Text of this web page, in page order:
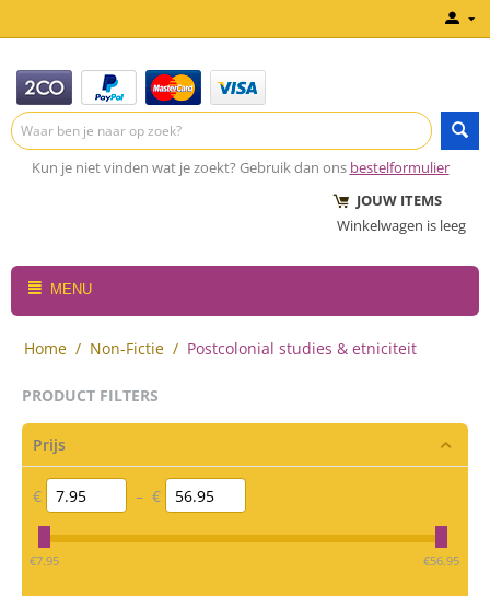
Kun je niet vinden wat je zoekt? Gebruik dan ons bestelformulier
JOUW ITEMS
Winkelwagen is leeg
MENU
Home / Non-Fictie / Postcolonial studies & etniciteit
PRODUCT FILTERS
Prijs
€ – €
‎€7.95 ‎€56.95